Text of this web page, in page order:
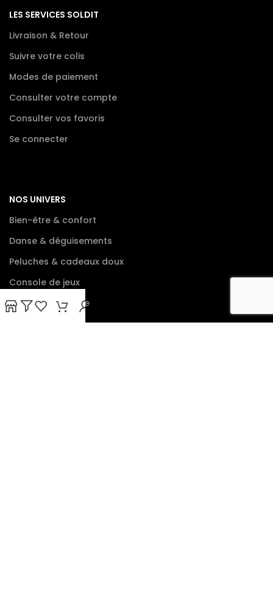
LES SERVICES SOLDIT
Livraison & Retour
Suivre votre colis
Modes de paiement
Consulter votre compte
Consulter vos favoris
Se connecter
NOS UNIVERS
Bien-être & confort
Danse & déguisements
Peluches & cadeaux doux
Console de jeux
Tout le catalogue